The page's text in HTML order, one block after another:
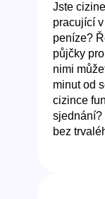
Jste
pracující
peníze?
půjčky
nimi
minut od
cizince
sjednání?
bez